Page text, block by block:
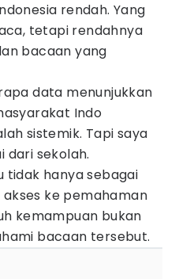
rendah. Yang
tetapi rendahnya
bacaan yang
data menunjukkan
Indo
sistemik. Tapi saya
dari sekolah.
tidak hanya sebagai
ke pemahaman
kemampuan bukan
bacaan tersebut.